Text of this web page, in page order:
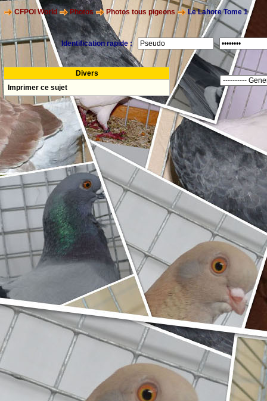
CFPOI World Photos Photos tous pigeons Le Lahore Tome 1
Identification rapide :
Divers
Imprimer ce sujet